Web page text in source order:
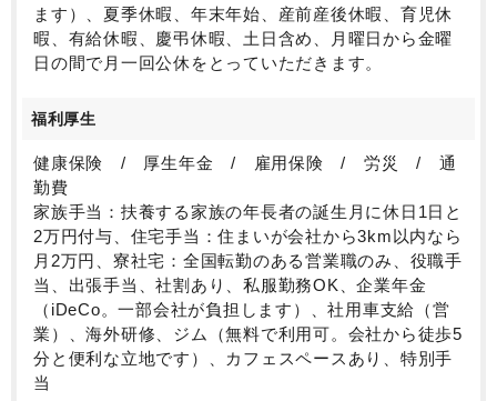
ます）、夏季休暇、年末年始、産前産後休暇、育児休
暇、有給休暇、慶弔休暇、土日含め、月曜日から金曜
日の間で月一回公休をとっていただきます。
福利厚生
健康保険 / 厚生年金 / 雇用保険 / 労災 / 通
勤費
家族手当：扶養する家族の年長者の誕生月に休日1日と
2万円付与、住宅手当：住まいが会社から3km以内なら
月2万円、寮社宅：全国転勤のある営業職のみ、役職手
当、出張手当、社割あり、私服勤務OK、企業年金
（iDeCo。一部会社が負担します）、社用車支給（営
業）、海外研修、ジム（無料で利用可。会社から徒歩5
分と便利な立地です）、カフェスペースあり、特別手
当